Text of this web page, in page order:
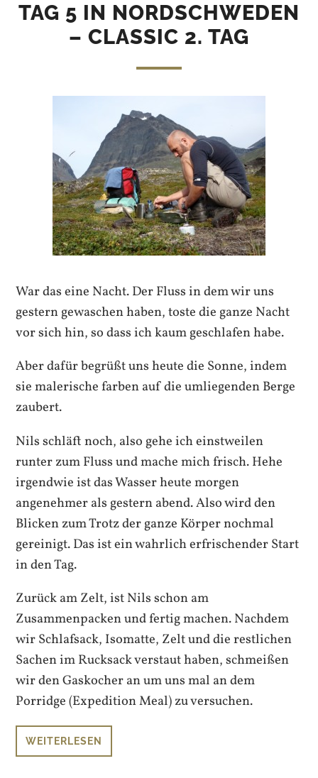
TAG 5 IN NORDSCHWEDEN
– CLASSIC 2. TAG
War das eine Nacht. Der Fluss in dem wir uns
gestern gewaschen haben, toste die ganze Nacht
vor sich hin, so dass ich kaum geschlafen habe.
Aber dafür begrüßt uns heute die Sonne, indem
sie malerische farben auf die umliegenden Berge
zaubert.
Nils schläft noch, also gehe ich einstweilen
runter zum Fluss und mache mich frisch. Hehe
irgendwie ist das Wasser heute morgen
angenehmer als gestern abend. Also wird den
Blicken zum Trotz der ganze Körper nochmal
gereinigt. Das ist ein wahrlich erfrischender Start
in den Tag.
Zurück am Zelt, ist Nils schon am
Zusammenpacken und fertig machen. Nachdem
wir Schlafsack, Isomatte, Zelt und die restlichen
Sachen im Rucksack verstaut haben, schmeißen
wir den Gaskocher an um uns mal an dem
Porridge (Expedition Meal) zu versuchen.
WEITERLESEN